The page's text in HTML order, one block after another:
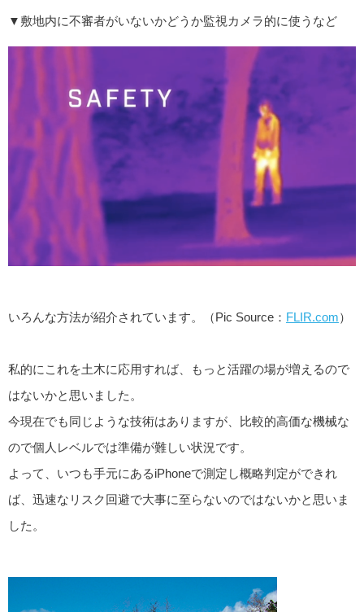
▼敷地内に不審者がいないかどうか監視カメラ的に使うなど
いろんな方法が紹介されています。（Pic Source： FLIR.com）
私的にこれを土木に応用すれば、もっと活躍の場が増えるので
はないかと思いました。
今現在でも同じような技術はありますが、比較的高価な機械な
ので個人レベルでは準備が難しい状況です。
よって、いつも手元にあるiPhoneで測定し概略判定ができれ
ば、迅速なリスク回避で大事に至らないのではないかと思いま
した。